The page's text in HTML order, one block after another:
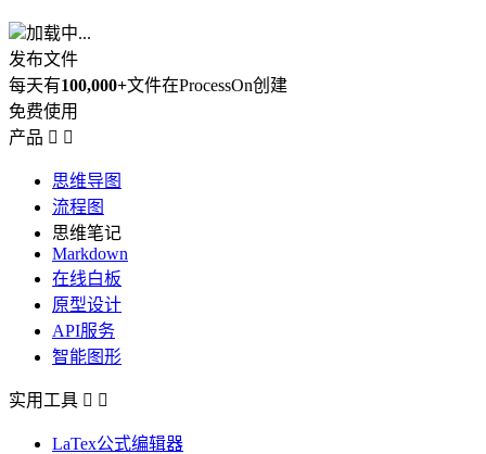
加载中...
发布文件
每天有100,000+文件在ProcessOn创建
免费使用
产品  
思维导图
流程图
思维笔记
Markdown
在线白板
原型设计
API服务
智能图形
实用工具  
LaTex公式编辑器